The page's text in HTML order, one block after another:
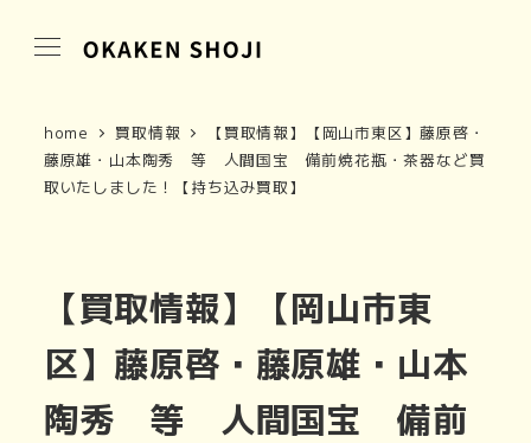
home 買取情報
【買取情報】【岡山市東区】藤原啓・
藤原雄・山本陶秀 等 人間国宝 備前焼花瓶・茶器など買
取いたしました！【持ち込み買取】
【買取情報】【岡山市東
区】藤原啓・藤原雄・山本
陶秀 等 人間国宝 備前